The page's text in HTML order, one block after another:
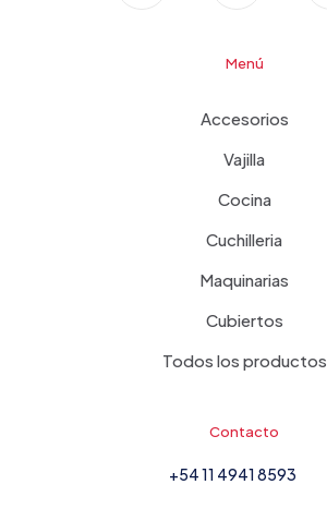
Menú
Accesorios
Vajilla
Cocina
Cuchilleria
Maquinarias
Cubiertos
Todos los productos
Contacto
+54 11 4941 8593